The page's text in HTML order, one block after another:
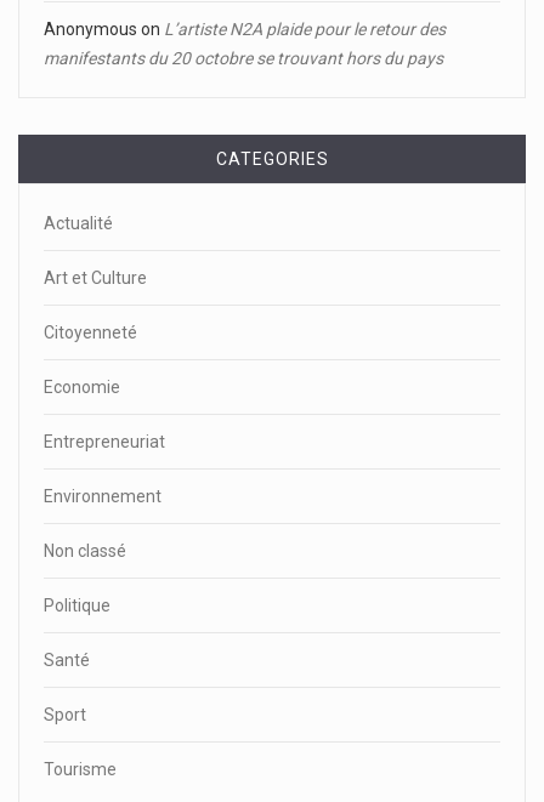
Anonymous on L’artiste N2A plaide pour le retour des
manifestants du 20 octobre se trouvant hors du pays
CATEGORIES
Actualité
Art et Culture
Citoyenneté
Economie
Entrepreneuriat
Environnement
Non classé
Politique
Santé
Sport
Tourisme